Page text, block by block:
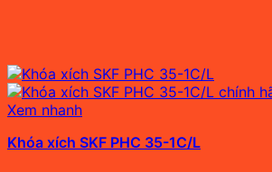
Xem nhanh
Khóa xích SKF PHC 35-1C/L